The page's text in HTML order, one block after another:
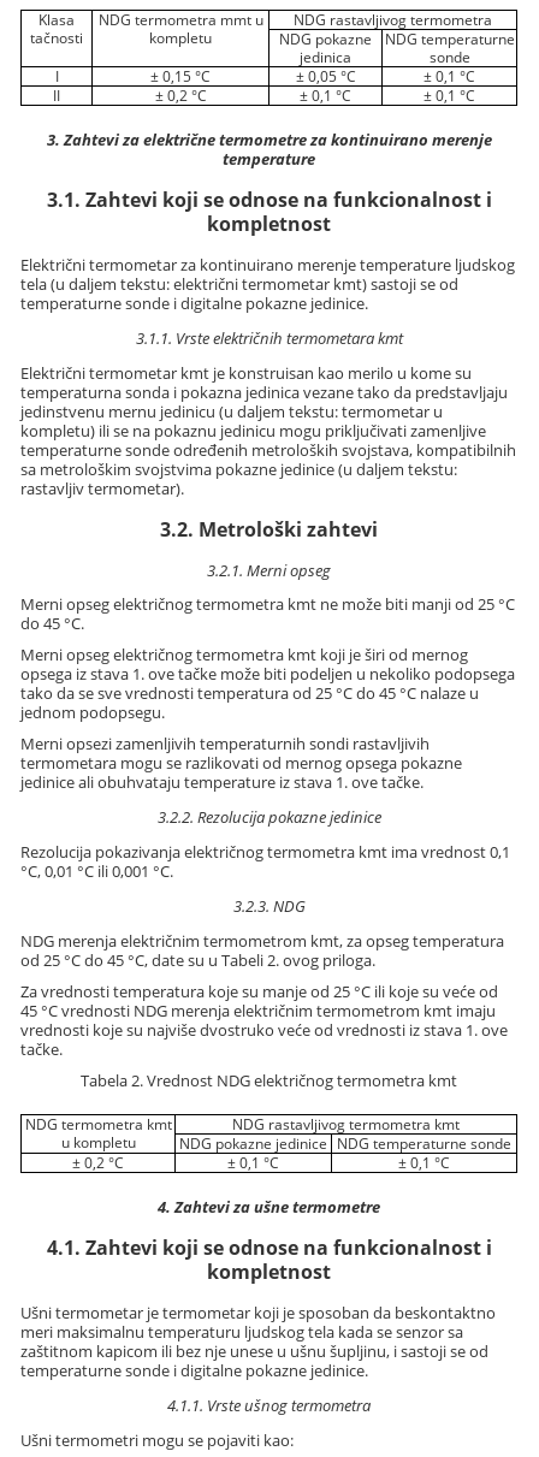
Klasa
tačnosti
NDG termometra mmt u
kompletu
NDG rastavljivog termometra
NDG pokazne
jedinica
NDG temperaturne
sonde
I
± 0,15 °C ± 0,05 °C
± 0,1 °C
II
± 0,2 °C ± 0,1 °C ± 0,1 °C
3. Zahtevi za električne termometre za kontinuirano merenje
temperature
3.1. Zahtevi koji se odnose na funkcionalnost i
kompletnost
Električni termometar za kontinuirano merenje temperature ljudskog
tela (u daljem tekstu: električni termometar kmt) sastoji se od
temperaturne sonde i digitalne pokazne jedinice.
3.1.1. Vrste električnih termometara kmt
Električni termometar kmt je konstruisan kao merilo u kome su
temperaturna sonda i pokazna jedinica vezane tako da predstavljaju
jedinstvenu mernu jedinicu (u daljem tekstu: termometar u
kompletu) ili se na pokaznu jedinicu mogu priključivati zamenljive
temperaturne sonde određenih metroloških svojstava, kompatibilnih
sa metrološkim svojstvima pokazne jedinice (u daljem tekstu:
rastavljiv termometar).
3.2. Metrološki zahtevi
3.2.1. Merni opseg
Merni opseg električnog termometra kmt ne može biti manji od 25 °C
do 45 °C.
Merni opseg električnog termometra kmt koji je širi od mernog
opsega iz stava 1. ove tačke može biti podeljen u nekoliko podopsega
tako da se sve vrednosti temperatura od 25 °C do 45 °C nalaze u
jednom podopsegu.
Merni opsezi zamenljivih temperaturnih sondi rastavljivih
termometara mogu se razlikovati od mernog opsega pokazne
jedinice ali obuhvataju temperature iz stava 1. ove tačke.
3.2.2. Rezolucija pokazne jedinice
Rezolucija pokazivanja električnog termometra kmt ima vrednost 0,1
°C, 0,01 °C ili 0,001 °C.
3.2.3. NDG
NDG merenja električnim termometrom kmt, za opseg temperatura
od 25 °C do 45 °C, date su u Tabeli 2. ovog priloga.
Za vrednosti temperatura koje su manje od 25 °C ili koje su veće od
45 °C vrednosti NDG merenja električnim termometrom kmt imaju
vrednosti koje su najviše dvostruko veće od vrednosti iz stava 1. ove
tačke.
Tabela 2. Vrednost NDG električnog termometra kmt
NDG termometra kmt
u kompletu
NDG rastavljivog termometra kmt
NDG pokazne jedinice
NDG temperaturne sonde
± 0,2 °C
± 0,1 °C ± 0,1 °C
4. Zahtevi za ušne termometre
4.1. Zahtevi koji se odnose na funkcionalnost i
kompletnost
Ušni termometar je termometar koji je sposoban da beskontaktno
meri maksimalnu temperaturu ljudskog tela kada se senzor sa
zaštitnom kapicom ili bez nje unese u ušnu šupljinu, i sastoji se od
temperaturne sonde i digitalne pokazne jedinice.
4.1.1. Vrste ušnog termometra
Ušni termometri mogu se pojaviti kao: